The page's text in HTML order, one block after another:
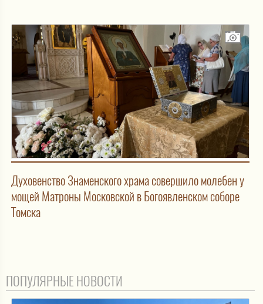
Духовенство Знаменского храма совершило молебен у
мощей Матроны Московской в Богоявленском соборе
Томска
ПОПУЛЯРНЫЕ НОВОСТИ